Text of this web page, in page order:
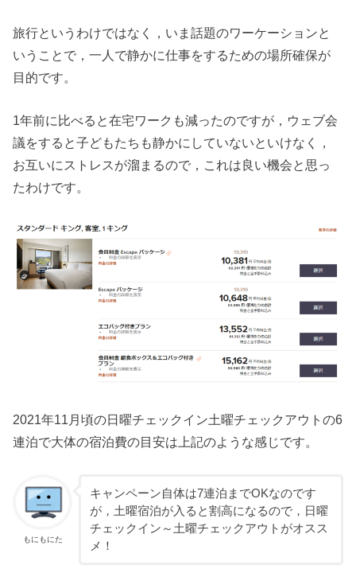
旅行というわけではなく，いま話題のワーケーションと
いうことで，一人で静かに仕事をするための場所確保が
目的です。
1年前に比べると在宅ワークも減ったのですが，ウェブ会
議をすると子どもたちも静かにしていないといけなく，
お互いにストレスが溜まるので，これは良い機会と思っ
たわけです。
2021年11月頃の日曜チェックイン土曜チェックアウトの6
連泊で大体の宿泊費の目安は上記のような感じです。
もにもにた
キャンペーン自体は7連泊までOKなのです
が，土曜宿泊が入ると割高になるので，日曜
チェックイン～土曜チェックアウトがオスス
メ！